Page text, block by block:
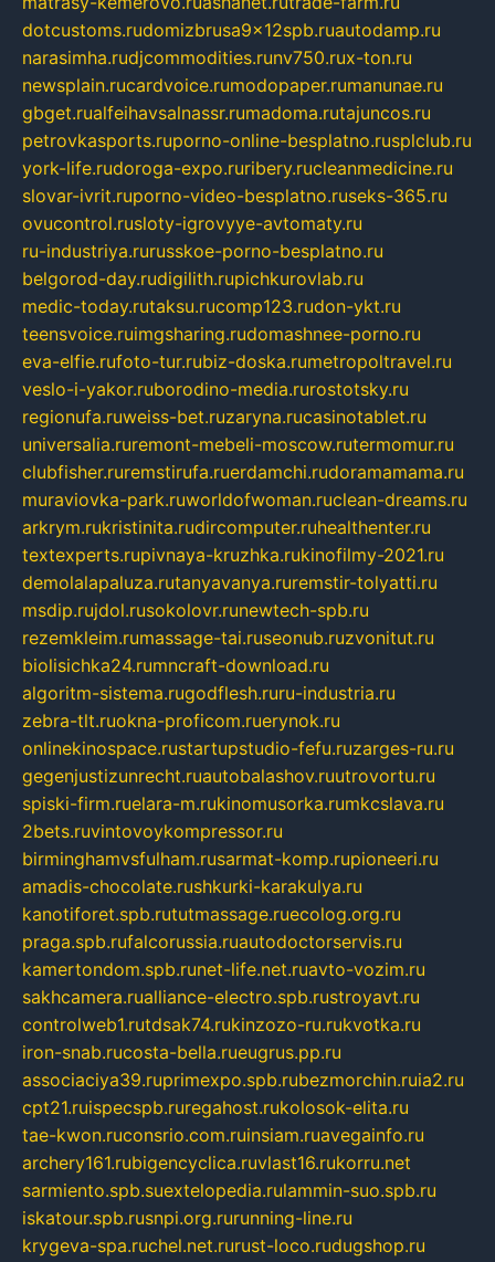
dotcustoms.rudomizbrusa9x12spb.ruautodamp.ru
narasimha.rudjcommodities.runv750.rux-ton.ru
newsplain.rucardvoice.rumodopaper.rumanunae.ru
gbget.rualfeihavsalnassr.rumadoma.rutajuncos.ru
petrovkasports.ruporno-online-besplatno.rusplclub.ru
york-life.rudoroga-expo.ruribery.rucleanmedicine.ru
slovar-ivrit.ruporno-video-besplatno.ruseks-365.ru
ovucontrol.rusloty-igrovyye-avtomaty.ru
ru-industriya.rurusskoe-porno-besplatno.ru
belgorod-day.rudigilith.rupichkurovlab.ru
medic-today.rutaksu.rucomp123.rudon-ykt.ru
teensvoice.ruimgsharing.rudomashnee-porno.ru
eva-elfie.rufoto-tur.rubiz-doska.rumetropoltravel.ru
veslo-i-yakor.ruborodino-media.rurostotsky.ru
regionufa.ruweiss-bet.ruzaryna.rucasinotablet.ru
universalia.ruremont-mebeli-moscow.rutermomur.ru
clubfisher.ruremstirufa.ruerdamchi.rudoramamama.ru
muraviovka-park.ruworldofwoman.ruclean-dreams.ru
arkrym.rukristinita.rudircomputer.ruhealthenter.ru
textexperts.rupivnaya-kruzhka.rukinofilmy-2021.ru
demolalapaluza.rutanyavanya.ruremstir-tolyatti.ru
msdip.rujdol.rusokolovr.runewtech-spb.ru
rezemkleim.rumassage-tai.ruseonub.ruzvonitut.ru
biolisichka24.rumncraft-download.ru
algoritm-sistema.rugodflesh.ruru-industria.ru
zebra-tlt.ruokna-proficom.ruerynok.ru
onlinekinospace.rustartupstudio-fefu.ruzarges-ru.ru
gegenjustizunrecht.ruautobalashov.ruutrovortu.ru
spiski-firm.ruelara-m.rukinomusorka.rumkcslava.ru
2bets.ruvintovoykompressor.ru
birminghamvsfulham.rusarmat-komp.rupioneeri.ru
amadis-chocolate.rushkurki-karakulya.ru
kanotiforet.spb.rututmassage.ruecolog.org.ru
praga.spb.rufalcorussia.ruautodoctorservis.ru
kamertondom.spb.runet-life.net.ruavto-vozim.ru
sakhcamera.rualliance-electro.spb.rustroyavt.ru
controlweb1.rutdsak74.rukinzozo-ru.rukvotka.ru
iron-snab.rucosta-bella.rueugrus.pp.ru
associaciya39.ruprimexpo.spb.rubezmorchin.ruia2.ru
cpt21.ruispecspb.ruregahost.rukolosok-elita.ru
tae-kwon.ruconsrio.com.ruinsiam.ruavegainfo.ru
archery161.rubigencyclica.ruvlast16.rukorru.net
sarmiento.spb.suextelopedia.rulammin-suo.spb.ru
iskatour.spb.rusnpi.org.rurunning-line.ru
krygeva-spa.ruchel.net.rurust-loco.rudugshop.ru